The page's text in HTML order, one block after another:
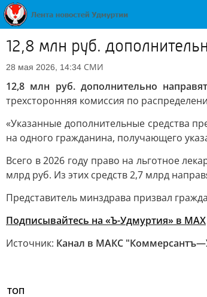
12,8 млн руб.
28 мая 2026, 14:34 СМИ
12,8 млн руб. дополнительно
трехсторонняя комиссия по
«Указанные дополнительные средства
на одного гражданина, получающего
Всего в 2026 году право на льготное
млрд руб. Из этих средств 2,7 млрд
Представитель минздрава призвал
Подписывайтесь на «Ъ-Удмуртия» в MAX
Источник: Канал в МАКС
ТОП